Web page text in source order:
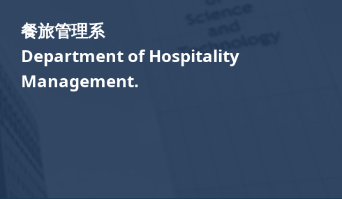
餐旅管理系
Department of Hospitality
Management.